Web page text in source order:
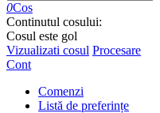
0Cos
Continutul cosului:
Cosul este gol
Vizualizati cosul Procesare
Cont
Comenzi
Listă de preferințe